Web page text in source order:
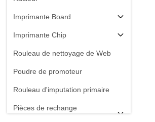
Imprimante Board
Imprimante Chip
Rouleau de nettoyage de Web
Poudre de promoteur
Rouleau d'imputation primaire
Pièces de rechange